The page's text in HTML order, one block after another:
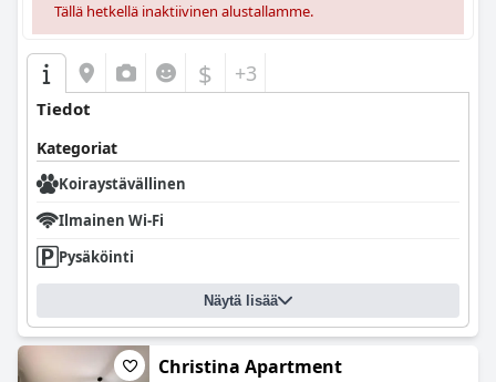
Tällä hetkellä inaktiivinen alustallamme.
$ +3
Tiedot
Kategoriat
Koiraystävällinen
Ilmainen Wi-Fi
Pysäköinti
Näytä lisää
Christina Apartment